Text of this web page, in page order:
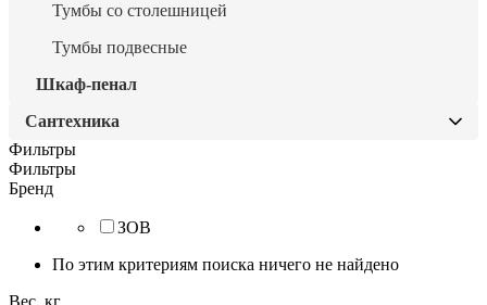
Тумбы со столешницей
Тумбы подвесные
Шкаф-пенал
Сантехника
Аксессуары для ванной
Гигиенический душ
Душевые системы
Инсталляции и комплектующие
Фильтры
Фильтры
Бренд
ЗОВ
По этим критериям поиска ничего не найдено
Вес, кг